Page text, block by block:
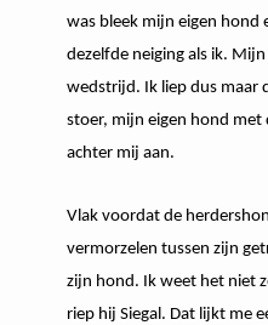
was bleek mijn eigen hond
dezelfde neiging als ik.
wedstrijd. Ik liep dus maar
stoer, mijn eigen hond met
achter mij aan.
Vlak voordat de
vermorzelen tussen zijn
zijn hond. Ik weet het niet
riep hij Siegal. Dat lijkt me